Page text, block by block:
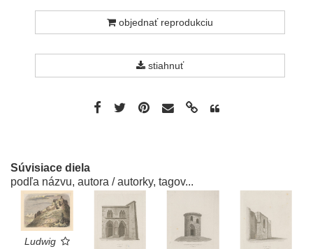
objednať reprodukciu
stiahnuť
Súvisiace diela
podľa názvu, autora / autorky, tagov...
Ludwig